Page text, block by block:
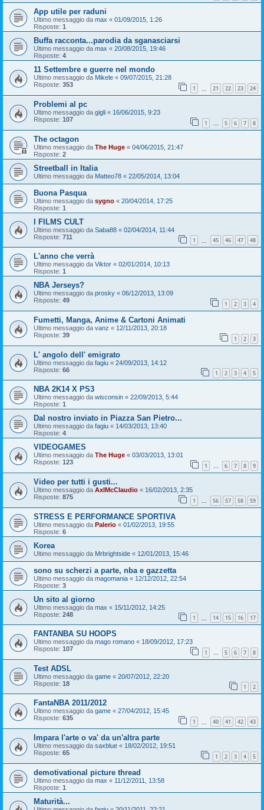
App utile per raduni
Ultimo messaggio da max « 01/09/2015, 1:26
Risposte: 1
Buffa racconta...parodia da sganasciarsi
Ultimo messaggio da max « 20/08/2015, 19:46
Risposte: 4
11 Settembre e guerre nel mondo
Ultimo messaggio da Mikele « 09/07/2015, 21:28
Risposte: 353 1 21 22 23 24
Problemi al pc
Ultimo messaggio da gigli « 16/06/2015, 9:23
Risposte: 107 1 … 5 6 7 8
The octagon
Ultimo messaggio da The Huge « 04/06/2015, 21:47
Risposte: 2
Streetball in Italia
Ultimo messaggio da Matteo78 « 22/05/2014, 13:04
Buona Pasqua
Ultimo messaggio da sygno « 20/04/2014, 17:25
Risposte: 1
I FILMS CULT
Ultimo messaggio da Saba88 « 02/04/2014, 11:44
Risposte: 711 1 45 46 47 48
L'anno che verrà
Ultimo messaggio da Viktor « 02/01/2014, 10:13
Risposte: 1
NBA Jerseys?
Ultimo messaggio da prosky « 06/12/2013, 13:09
Risposte: 49 1 2 3 4
Fumetti, Manga, Anime & Cartoni Animati
Ultimo messaggio da vanz « 12/11/2013, 20:18
Risposte: 39 1 2 3
L' angolo dell' emigrato
Ultimo messaggio da fagiu « 24/09/2013, 14:12
Risposte: 66 1 2 3 4 5
NBA 2K14 X PS3
Ultimo messaggio da wisconsin « 22/09/2013, 5:44
Risposte: 1
Dal nostro inviato in Piazza San Pietro...
Ultimo messaggio da fagiu « 14/03/2013, 13:40
Risposte: 4
VIDEOGAMES
Ultimo messaggio da The Huge « 03/03/2013, 13:01
Risposte: 123 1 … 6 7 8 9
Video per tutti i gusti...
Ultimo messaggio da AxlMcClaudio « 16/02/2013, 2:35
Risposte: 875 1 56 57 58 59
STRESS E PERFORMANCE SPORTIVA
Ultimo messaggio da Palerio « 01/02/2013, 19:55
Risposte: 6
Korea
Ultimo messaggio da Mrbrightside « 12/01/2013, 15:46
sono su scherzi a parte, nba e gazzetta
Ultimo messaggio da magomania « 12/12/2012, 22:54
Risposte: 3
Un sito al giorno
Ultimo messaggio da max « 15/11/2012, 14:25
Risposte: 248 1 14 15 16 17
FANTANBA SU HOOPS
Ultimo messaggio da mago romano « 18/09/2012, 17:23
Risposte: 107 1 … 5 6 7 8
Test ADSL
Ultimo messaggio da game « 20/07/2012, 22:20
Risposte: 18 1 2
FantaNBA 2011/2012
Ultimo messaggio da game « 27/04/2012, 15:45
Risposte: 635 1 40 41 42 43
Impara l'arte o va' da un'altra parte
Ultimo messaggio da saxblue « 18/02/2012, 19:51
Risposte: 65 1 2 3 4 5
demotivational picture thread
Ultimo messaggio da max « 11/12/2011, 13:58
Risposte: 1
Maturità...